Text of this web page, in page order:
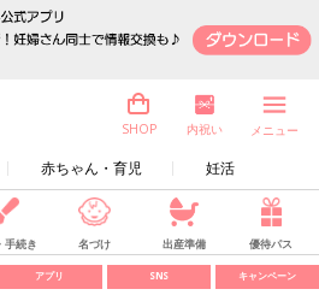
赤ちゃん・育児 妊活
SHOP 内祝い メニュー
手続き 名づけ 出産準備 優待パス
アプリ SNS キャンペーン